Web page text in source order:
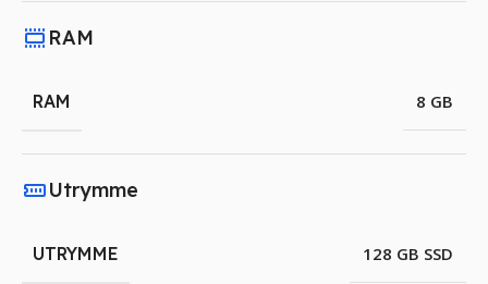
RAM
RAM 8 GB
Utrymme
UTRYMME 128 GB SSD